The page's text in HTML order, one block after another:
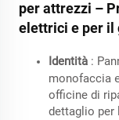
per attrezzi –
elettrici e per il
Identità :
monofaccia
officine di
dettaglio per